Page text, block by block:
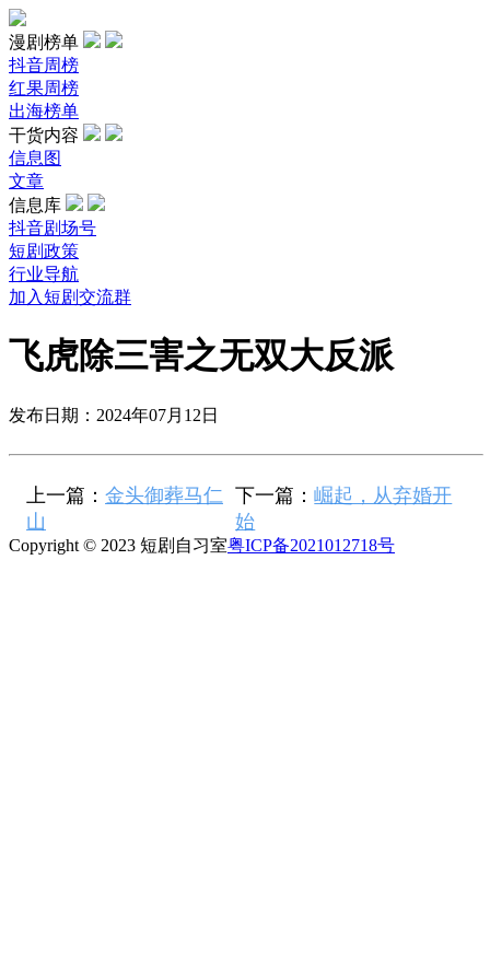
漫剧榜单
抖音周榜
红果周榜
出海榜单
干货内容
信息图
文章
信息库
抖音剧场号
短剧政策
行业导航
加入短剧交流群
飞虎除三害之无双大反派
发布日期：2024年07月12日
上一篇： 金头御葬马仁
山
下一篇：崛起，从弃婚开
始
Copyright © 2023 短剧自习室粤ICP备2021012718号